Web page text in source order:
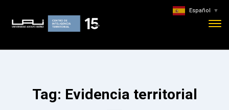
Tag: Evidencia territorial
Español ▼